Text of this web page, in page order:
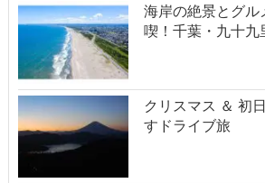
海岸の絶景とグル
喫！千葉・九十
クリスマス ＆ 初
すドライブ旅